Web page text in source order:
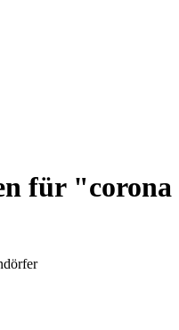
für "corona